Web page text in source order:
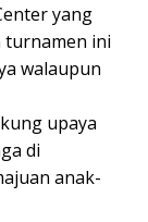
yang
turnamen ini
walaupun
upaya
di
anak-